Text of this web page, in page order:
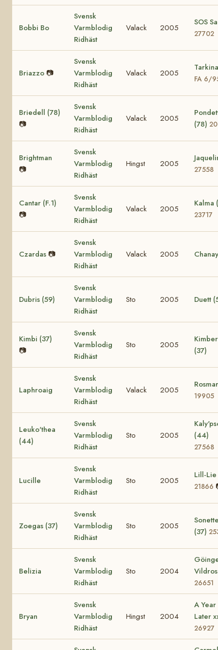
Bobbi Bo
Svensk
Varmblodig
Ridhäst
Valack 2005
SOS
27702
Briazzo 📷
Svensk
Varmblodig
Ridhäst
Valack 2005
FA 6/
Briedell (78)
📷
Svensk
Varmblodig
Ridhäst
Valack 2005
(78)
Brightman
📷
Svensk
Varmblodig
Ridhäst
Hingst 2005
27558
Cantar (F.1)
📷
Svensk
Varmblodig
Ridhäst
Valack 2005
Kalma
23717
Czardas 📷
Svensk
Varmblodig
Ridhäst
Valack 2005
Dubris (59)
Svensk
Varmblodig
Ridhäst
Sto 2005 Duett
Kimbi (37)
📷
Svensk
Varmblodig
Ridhäst
Sto 2005
(37)
Laphroaig
Svensk
Varmblodig
Ridhäst
Valack 2005
19905
Leuko'thea
(44)
Svensk
Varmblodig
Ridhäst
Sto 2005
(44)
27568
Lucille
Svensk
Varmblodig
Ridhäst
Sto 2005
Lill-Lie
21866
Zoegas (37)
Svensk
Varmblodig
Ridhäst
Sto 2005
(37)
Belizia
Svensk
Varmblodig
Ridhäst
Sto 2004
26651
Bryan
Svensk
Varmblodig
Ridhäst
Hingst 2004
A Year
Later
26927